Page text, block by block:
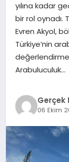
DÜNYA
yılına kadar
bir rol oynadı.
Evren Akyol,
Türkiye’nin
Arabuluculuk…
Gerçek
06 Ekim